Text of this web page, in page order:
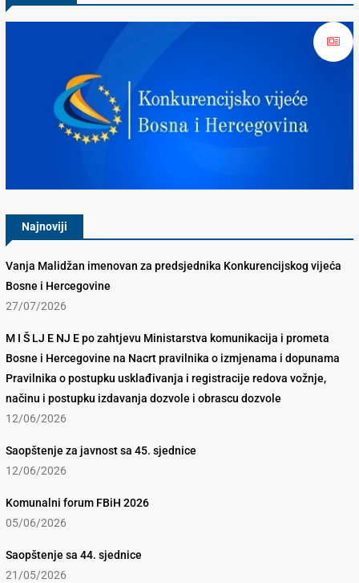
Najnoviji
Vanja Malidžan imenovan za predsjednika Konkurencijskog vijeća
Bosne i Hercegovine
27/07/2026
M I Š LJ E NJ E po zahtjevu Ministarstva komunikacija i prometa
Bosne i Hercegovine na Nacrt pravilnika o izmjenama i dopunama
Pravilnika o postupku usklađivanja i registracije redova vožnje,
načinu i postupku izdavanja dozvole i obrascu dozvole
12/06/2026
Saopštenje za javnost sa 45. sjednice
12/06/2026
Komunalni forum FBiH 2026
05/06/2026
Saopštenje sa 44. sjednice
21/05/2026